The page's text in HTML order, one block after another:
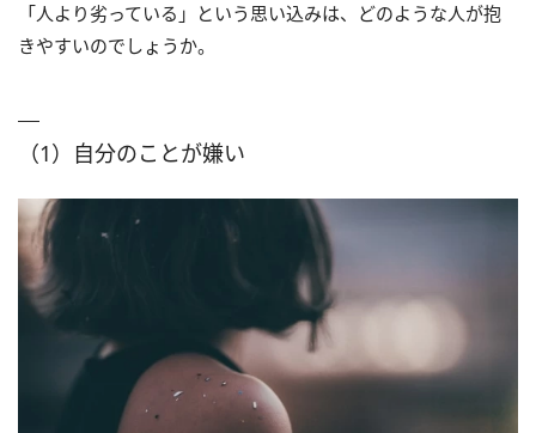
「人より劣っている」という思い込みは、どのような人が抱
きやすいのでしょうか。
（1）自分のことが嫌い